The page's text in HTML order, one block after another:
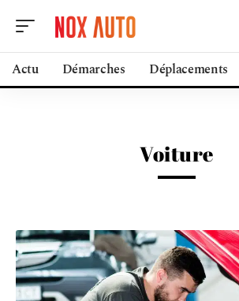
Actu Démarches Déplacements
Voiture